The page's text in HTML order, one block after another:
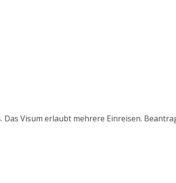
Visum erlaubt mehrere Einreisen.